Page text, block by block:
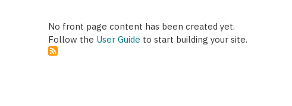
No front page content has been created yet.
Follow the User Guide to start building your site.